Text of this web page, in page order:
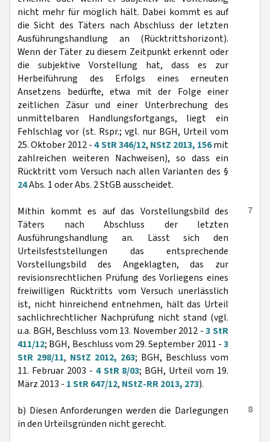
nicht mehr für möglich hält. Dabei kommt es auf
die Sicht des Täters nach Abschluss der letzten
Ausführungshandlung an (Rücktrittshorizont).
Wenn der Täter zu diesem Zeitpunkt erkennt oder
die subjektive Vorstellung hat, dass es zur
Herbeiführung des Erfolgs eines erneuten
Ansetzens bedürfte, etwa mit der Folge einer
zeitlichen Zäsur und einer Unterbrechung des
unmittelbaren Handlungsfortgangs, liegt ein
Fehlschlag vor (st. Rspr.; vgl. nur BGH, Urteil vom
25. Oktober 2012 -4 StR 346/12, NStZ 2013, 156mit
zahlreichen weiteren Nachweisen), so dass ein
Rücktritt vom Versuch nach allen Varianten des §
24Abs. 1 oder Abs. 2 StGB ausscheidet.
7
Mithin kommt es auf das Vorstellungsbild des
Täters nach Abschluss der letzten
Ausführungshandlung an. Lässt sich den
Urteilsfeststellungen das entsprechende
Vorstellungsbild des Angeklagten, das zur
revisionsrechtlichen Prüfung des Vorliegens eines
freiwilligen Rücktritts vom Versuch unerlässlich
ist, nicht hinreichend entnehmen, hält das Urteil
sachlichrechtlicher Nachprüfung nicht stand (vgl.
u.a. BGH, Beschluss vom 13. November 2012 -3 StR
411/12; BGH, Beschluss vom 29. September 2011 -3
StR 298/11, NStZ 2012, 263; BGH, Beschluss vom
11. Februar 2003 - 4 StR 8/03; BGH, Urteil vom 19.
März 2013 - 1 StR 647/12, NStZ-RR 2013, 273).
8
b) Diesen Anforderungen werden die Darlegungen
in den Urteilsgründen nicht gerecht.